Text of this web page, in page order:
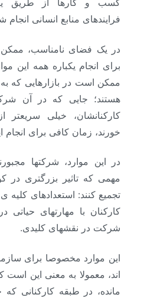
کسب و کارها از طریق
فرایندهای منابع انسانی انجام
در یک فضای نامناسب،
برای انجام یکباره همه این
ممکن است در بازارهایی که
هستند؛ جایی که در آن
کارکنانشان، خیلی
خورند، زمان کافی برای انجام
در این موارد، شرکتها
مهمی که تاثیر بزرگتری در
تجمیع کنند: استعدادهای کلیه ی
کارکنان با مهارتهای حیاتی
شرکت در نقشهای کلیدی.
این موارد مخصوصا برای
اند، معمولا به معنی این است
مانده، در طبقه کارکنانی که